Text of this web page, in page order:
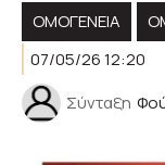
ΟΜΟΓΈΝΕΙΑ
07/05/26 12:20
Σύνταξη